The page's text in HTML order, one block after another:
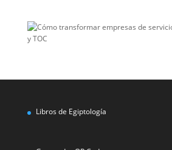
Libros de Egiptología